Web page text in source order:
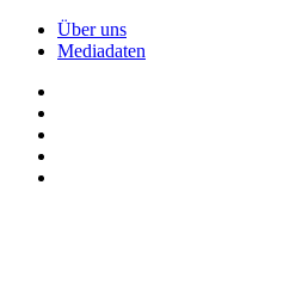
Über uns
Mediadaten